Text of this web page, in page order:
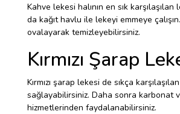
Kahve lekesi halının en sık
da kağıt havlu ile lekeyi emmeye
ovalayarak temizleyebilirsiniz.
Kırmızı Şarap
Kırmızı şarap lekesi de sıkça
sağlayabilirsiniz. Daha sonra karbonat
hizmetlerinden faydalanabilirsiniz.